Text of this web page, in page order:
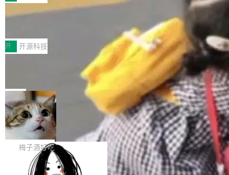
ENT，实现零拷贝传输性能提升30%、非零拷贝
传输性能最高提升5倍。UCL-MPComm底层基
于自研UCL-Engine通信引擎，后续腾讯网平将
持续开源更多基于UCL-Engine的高性能通信组
件。 腾讯网平团队在UCL-MPComm中实现了一
个独立于业务线程的全局通信引擎（Engine），
开源 AI 编程平台 CoStrict 应用”凭借卓越的技术
创新与落地成效成功入选。 全链路私有化部署，
助力企业AI研发安全落地 当前，越来越多企业已
经开始引入 AI Coding 工具，通过调用公有云模
型或企业内部部署模型提升研发效率。但随着 AI
Coding 从个人辅助工具逐步走向团队级、组织
级应用，企业在规模化落地过程中，对安全性、
可控性和代码质量提出了更高要求。 首先是数据
安全与合规要求。对于大多数普通研发场景，公
有云模型能够满足快速试用和效率提升的需求。
但对于金融、能源、医疗等对数据安全要求较...
深信服AI算力网关入选工信部人工智能
前不久，工业和信息化部正式发布《2025年人工
智能应用典型案例名单》，集中展示人工智能在
各领域的应用成果，覆盖技术底座、行业赋能、
产品应用、支撑保障、专题等五大方向。深信服
AI算力网关（AI创新平台）成功入选！ 随着各行
各业的Agent走向规模化建设，算力构成形态逐
渐丰富，用户关注的重点也在发生变化：不只是
让AI用起来，还要进一步看清混合算力时代下，
Token花在哪里、算力是否被充分利用，以及持
续增长的AI成本该如何优化。 深信服AI算力网关
正是围绕这些实际问题，从Token治理和成本治
理两个方面，让用户的每一份算力都看得清、管
开 开源科技
Jeff Dean 离开 Google：一个时代的结
束，一个实验室的开始
Google 员工编号 20。MapReduce 作者之一。
Bigtable 作者之一。TensorFlow 的作者之一。
Gemini 的架构师。Google 首席科学家。 Jeff D
ean 在 Google 工作了 27 年后，宣布离职。 他
不是一个人走。一同离开的还有 Sanjay Ghema
wat（Google 员工编号 23，Jeff Dean 二十多
年的编程搭档，MapReduce 和 Bigtable 的共同
作者）、Quoc Le（Google 大脑核心成员，Se
局
🔥 SolonCode v2026.8.4 发布：界面
字体可调、22 种语言、记忆搜索增强
打开终端就能上岗的全中文编码智能体，这一轮
把「看得清、用母语、记得住」三件事一次补
齐。 SolonCode 是什么 SolonCode 是杭州无
耳科技研发的企业级终端编码智能体——一位全
梅子酒好吃
让“代码语义理解”深度释放AI Coding